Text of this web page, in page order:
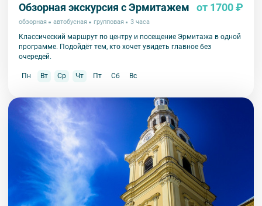
Обзорная экскурсия с Эрмитажем от 1700 ₽
обзорная автобусная групповая 3 часа
Классический маршрут по центру и посещение Эрмитажа в одной
программе. Подойдёт тем, кто хочет увидеть главное без
очередей.
Пн Вт Ср Чт Пт Сб Вс